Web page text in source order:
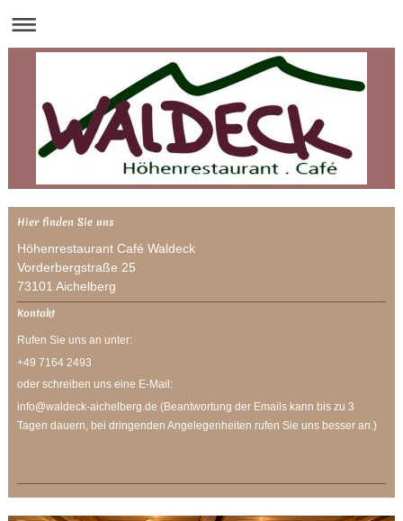
Hier finden Sie uns
Höhenrestaurant Café Waldeck
Vorderbergstraße 25
73101 Aichelberg
Kontakt
Rufen Sie uns an unter:
+49 7164 2493
oder schreiben uns eine E-Mail:
info@waldeck-aichelberg.de (Beantwortung der Emails kann bis zu 3
Tagen dauern, bei dringenden Angelegenheiten rufen Sie uns besser an.)